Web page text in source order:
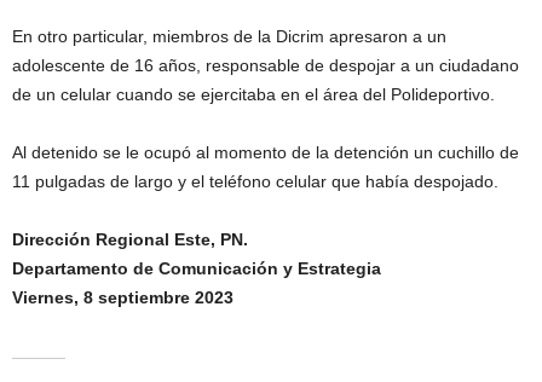
En otro particular, miembros de la Dicrim apresaron a un
adolescente de 16 años, responsable de despojar a un ciudadano
de un celular cuando se ejercitaba en el área del Polideportivo.
Al detenido se le ocupó al momento de la detención un cuchillo de
11 pulgadas de largo y el teléfono celular que había despojado.
Dirección Regional Este, PN.
Departamento de Comunicación y Estrategia
Viernes, 8 septiembre 2023